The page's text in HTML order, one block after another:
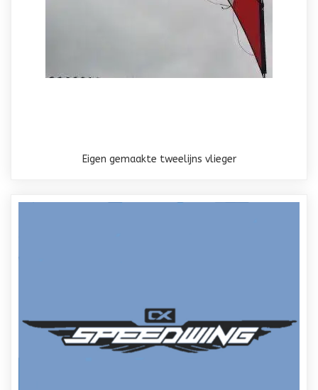
Eigen gemaakte tweelijns vlieger